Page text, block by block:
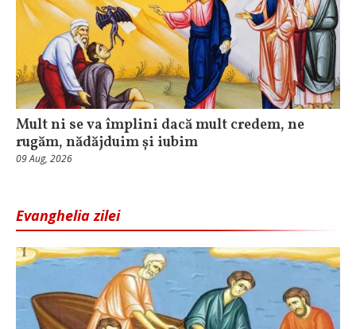
Mult ni se va împlini dacă mult credem, ne
rugăm, nădăjduim și iubim
09 Aug, 2026
Evanghelia zilei